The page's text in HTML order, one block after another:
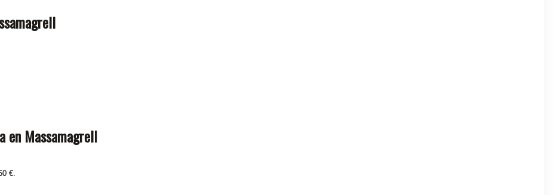
en Massamagrell
€.